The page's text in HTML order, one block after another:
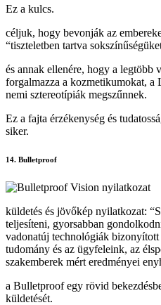
Ez a kulcs.
céljuk, hogy bevonják az
“tiszteletben tartva
és annak ellenére, hogy a legtöbb
forgalmazza a kozmetikumokat, a
nemi sztereotípiák megszűnnek.
Ez a fajta érzékenység és
siker.
14. Bulletproof
küldetés és jövőkép nyilatkozat:
teljesíteni, gyorsabban
vadonatúj technológiák bizonyított
tudomány és az ügyfeleink, az
szakemberek mért eredményei
a Bulletproof egy rövid
küldetését.